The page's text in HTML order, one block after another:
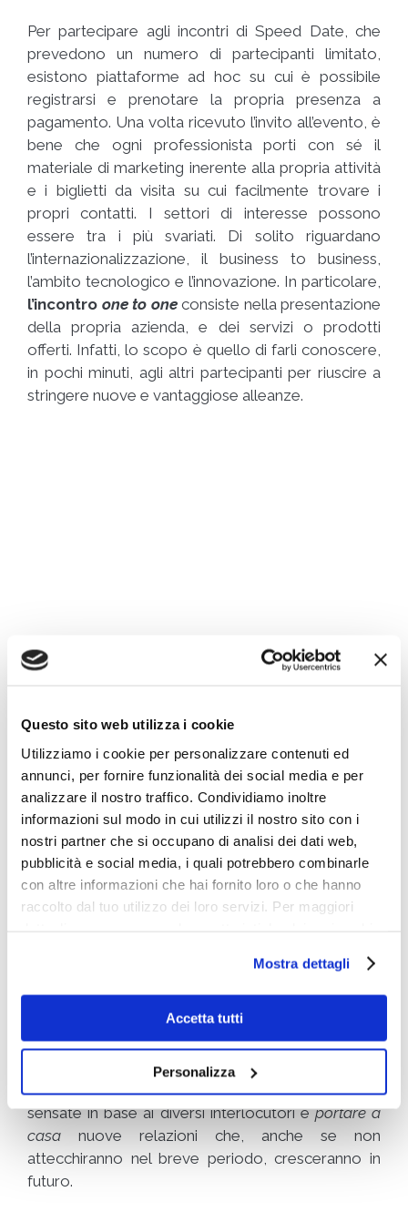
Questo sito web utilizza i cookie
Utilizziamo i cookie per personalizzare contenuti ed
annunci, per fornire funzionalità dei social media e per
analizzare il nostro traffico. Condividiamo inoltre
informazioni sul modo in cui utilizzi il nostro sito con i
nostri partner che si occupano di analisi dei dati web,
pubblicità e social media, i quali potrebbero combinarle
con altre informazioni che hai fornito loro o che hanno
raccolto dal tuo utilizzo dei loro servizi. Per maggiori
Mostra dettagli
Accetta tutti
Personalizza
Per partecipare agli incontri di Speed Date, che
prevedono un numero di partecipanti limitato,
esistono piattaforme ad hoc su cui è possibile
registrarsi e prenotare la propria presenza a
pagamento. Una volta ricevuto l’invito all’evento, è
bene che ogni professionista porti con sé il
materiale di marketing inerente alla propria attività
e i biglietti da visita su cui facilmente trovare i
propri contatti. I settori di interesse possono
essere tra i più svariati. Di solito riguardano
l’internazionalizzazione, il business to business,
l’ambito tecnologico e l’innovazione. In particolare,
l’incontro one to oneconsiste nella presentazione
della propria azienda, e dei servizi o prodotti
offerti. Infatti, lo scopo è quello di farli conoscere,
in pochi minuti, agli altri partecipanti per riuscire a
stringere nuove e vantaggiose alleanze.
Speed Date e Business Networking ecco come
I consigli per affrontare al meglio
un incontro di Speed Date
Raccontarsi e spiegare la propria attività e i propri
bisogni in una manciata di minuti non è affatto
semplice e le probabilità di commettere errori è
alta. Così, dato che il tempo che si ha a
disposizione è ridotto, il consiglio è quello di
. Ciò per riuscire ad utilizzare tutto il
tempo a disposizione al meglio e creare un reale
interesse nei confronti della propria offerta. In più,
oltre a saper parlare e saper cosa dire, di
fondamentale importanza è anche ascoltare chi si
ha di fronte e prendere nota delle informazioni più
importanti. Ciò per riuscire a prendere decisioni
sensate in base ai diversi interlocutori eportare a
casa nuove relazioni che, anche se non
attecchiranno nel breve periodo, cresceranno in
futuro.